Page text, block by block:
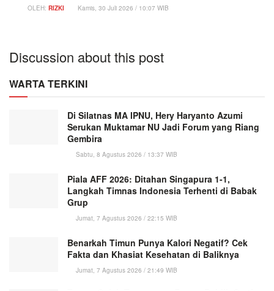
OLEH: RIZKI Kamis, 30 Juli 2026 / 10:07 WIB
Discussion about this post
WARTA TERKINI
Di Silatnas MA IPNU, Hery Haryanto Azumi
Serukan Muktamar NU Jadi Forum yang Riang
Gembira
Sabtu, 8 Agustus 2026 / 13:37 WIB
Piala AFF 2026: Ditahan Singapura 1-1,
Langkah Timnas Indonesia Terhenti di Babak
Grup
Jumat, 7 Agustus 2026 / 22:15 WIB
Benarkah Timun Punya Kalori Negatif? Cek
Fakta dan Khasiat Kesehatan di Baliknya
Jumat, 7 Agustus 2026 / 21:49 WIB